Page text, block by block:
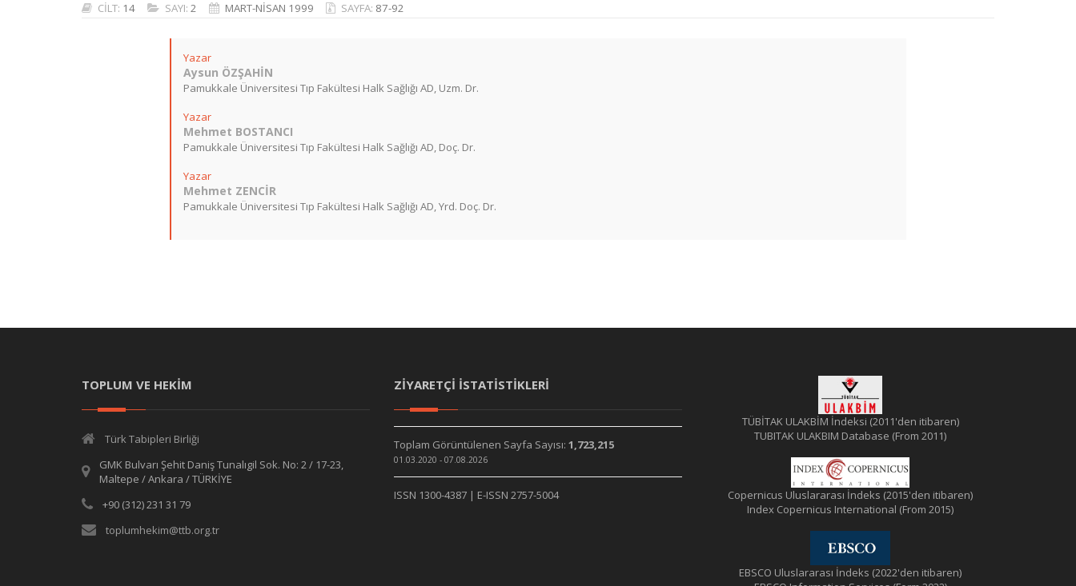
CİLT: 14 SAYI: 2 MART-NİSAN 1999 SAYFA: 87-92
Yazar
Aysun ÖZŞAHİN
Pamukkale Üniversitesi Tıp Fakültesi Halk Sağlığı AD, Uzm. Dr.
Yazar
Mehmet BOSTANCI
Pamukkale Üniversitesi Tıp Fakültesi Halk Sağlığı AD, Doç. Dr.
Yazar
Mehmet ZENCİR
Pamukkale Üniversitesi Tıp Fakültesi Halk Sağlığı AD, Yrd. Doç. Dr.
TOPLUM VE HEKİM
Türk Tabipleri Birliği
GMK Bulvarı Şehit Daniş Tunalıgil Sok. No: 2 / 17-23,
Maltepe / Ankara / TÜRKİYE
+90 (312) 231 31 79
toplumhekim@ttb.org.tr
ZİYARETÇİ İSTATİSTİKLERİ
Toplam Görüntülenen Sayfa Sayısı: 1,723,215
01.03.2020 - 07.08.2026
ISSN 1300-4387 | E-ISSN 2757-5004
TÜBİTAK ULAKBİM İndeksi (2011'den itibaren)
TUBITAK ULAKBIM Database (From 2011)
Copernicus Uluslararası İndeks (2015'den itibaren)
Index Copernicus International (From 2015)
EBSCO Uluslararası İndeks (2022'den itibaren)